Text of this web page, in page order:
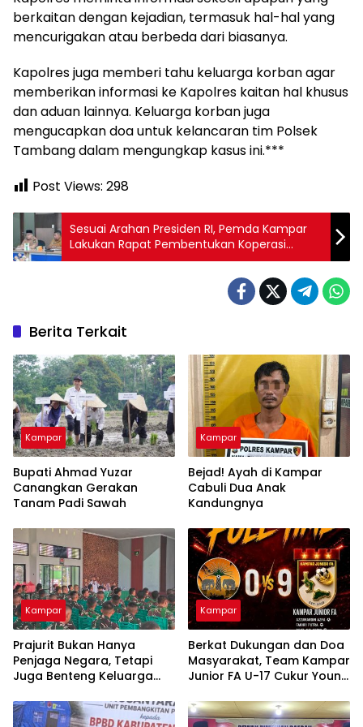
berkaitan dengan kejadian, termasuk hal-hal yang
mencurigakan atau berbeda dari biasanya.
Kapolres juga memberi tahu keluarga korban agar
memberikan informasi ke Kapolres kaitan hal khusus
dan aduan lainnya. Keluarga korban juga
mengucapkan doa untuk kelancaran tim Polsek
Tambang dalam mengungkap kasus ini.***
Post Views: 298
Sesuai Arahan Presiden RI, Pemda Kampar
Lakukan Rapat Pembentukan Koperasi
Merah Putih
Berita Terkait
Kampar
Bupati Ahmad Yuzar
Canangkan Gerakan
Tanam Padi Sawah
Kampar
Bejad! Ayah di Kampar
Cabuli Dua Anak
Kandungnya
Kampar
Prajurit Bukan Hanya
Penjaga Negara, Tetapi
Juga Benteng Keluarga
Kampar
Berkat Dukungan dan Doa
Masyarakat, Team Kampar
Junior FA U-17 Cukur Young
Soeratin